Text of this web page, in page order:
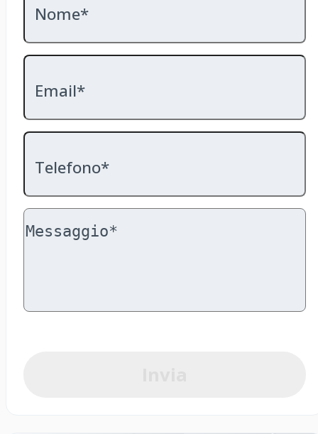
Nome*
Email*
Telefono*